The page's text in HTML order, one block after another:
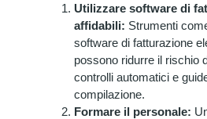
Utilizzare software di
affidabili: Strumenti
software di fatturazione
possono ridurre il rischio
controlli automatici e
compilazione.
Formare il personale: